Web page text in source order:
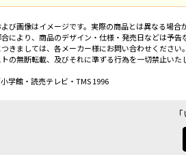
び画像はイメージです。実際の商品とは異なる場合
により、商品のデザイン・仕様・発売日などは予告
きましては、各メーカー様にお問い合わせください。
の無断転載、及びそれに準ずる行為を一切禁止いた
学館・読売テレビ・TMS 1996